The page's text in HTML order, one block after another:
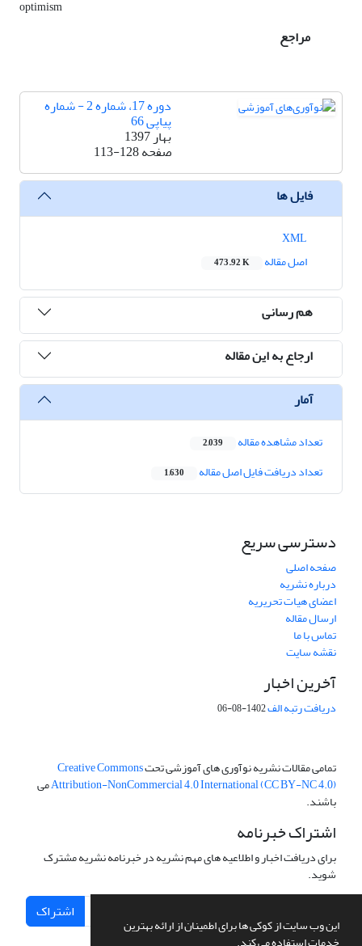
این وب سایت از کوکی ها برای اطمینان از ارائه بهترین
optimism
مراجع
دوره 17، شماره 2 - شماره
پیاپی 66
بهار 1397
صفحه113-128
فایل ها
اصل مقاله
473.92 K
هم رسانی
ارجاع به این مقاله
آمار
تعداد مشاهده مقاله 2,039
تعداد دریافت فایل اصل مقاله 1,630
دسترسی سریع
صفحه اصلی
درباره نشریه
اعضای هیات تحریریه
ارسال مقاله
تماس با ما
نقشه سایت
آخرین اخبار
دریافت رتبه الف1402-08-06
تمامی مقالات نشریه نوآوری های آموزشی تحتCreative Commons
Attribution-NonCommercial 4.0 International (CC BY-NC 4.0)می
باشند.
اشتراک خبرنامه
برای دریافت اخبار و اطلاعیه های مهم نشریه در خبرنامه نشریه مشترک
شوید.
اشتراک